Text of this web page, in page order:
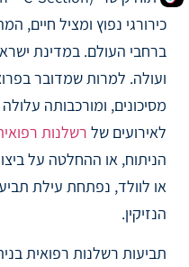
כירורגי נפוץ ומציל חיים,
ברחבי העולם. במדינת
ועולה. למרות שמדובר
מסיכונים, ומורכבותה
לאירועים של רשלנות
הניתוח, או ההחלטה על
או לוולד, נפתחת עילת
הנזיקין.
תביעות רשלנות רפואית